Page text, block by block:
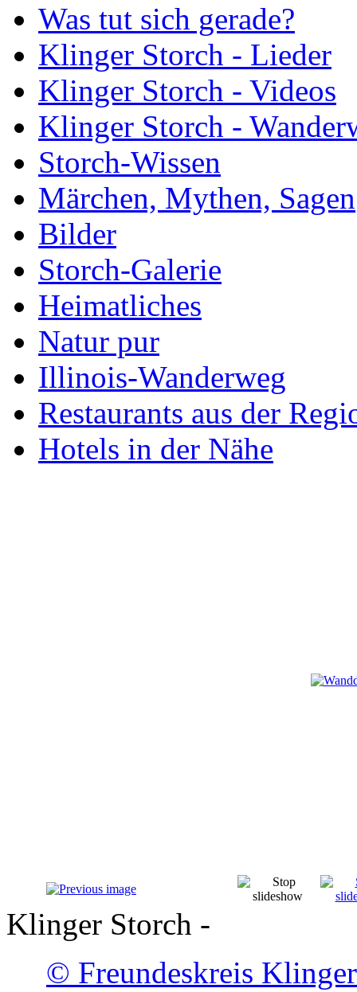
Was tut sich gerade?
Klinger Storch - Lieder
Klinger Storch - Videos
Klinger Storch -
Storch-Wissen
Märchen, Mythen, Sagen
Bilder
Storch-Galerie
Heimatliches
Natur pur
Illinois-Wanderweg
Restaurants aus der
Hotels in der Nähe
Klinger Storch -
© Freundeskreis